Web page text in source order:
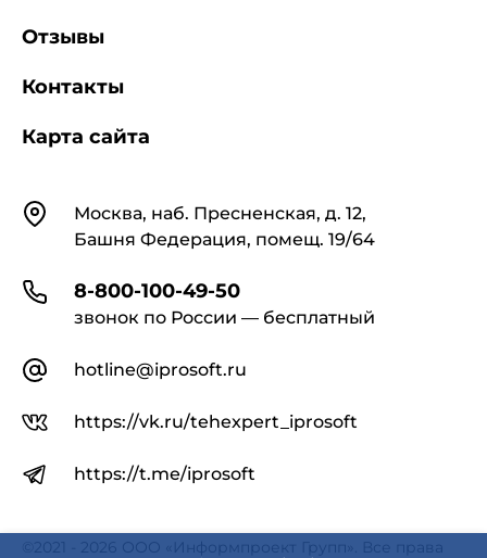
КонтактыМосква, наб. Пресненская, д. 12,
Башня Федерация, помещ. 19/64
8-800-100-49-50
звонок по России — бесплатный
hotline@iprosoft.ru
https://vk.ru/tehexpert_iprosoft
https://t.me/iprosoft
Отзывы
Контакты
Карта сайта
©2021 - 2026 ООО «Информпроект Групп». Все права